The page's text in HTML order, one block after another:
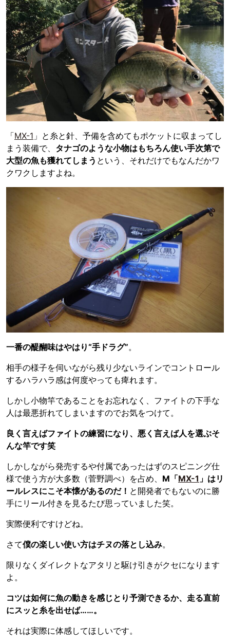
「MX-1 」と糸と針、予備を含めてもポケットに収まってし
まう装備で、 タナゴのような小物はもちろん使い手次第で
大型の魚も獲れてしまう という、それだけでもなんだかワ
クワクしますよね。
一番の醍醐味はやはり“手ドラグ”。
相手の様子を伺いながら残り少ないラインでコントロール
するハラハラ感は何度やっても痺れます。
しかし小物竿であることをお忘れなく、ファイトの下手な
人は最悪折れてしまいますのでお気をつけて。
良く言えばファイトの練習になり、悪く言えば人を選ぶそ
んな竿です笑
しかしながら発売するや付属であったはずのスピニング仕
様で使う方が大多数（菅野調べ）を占め、 M「MX-1 」はリ
ールレスにこそ本懐があるのだ！ と開発者でもないのに勝
手にリール付きを見るたび思っていました笑。
実際便利ですけどね。
さて僕の楽しい使い方はチヌの落とし込み。
限りなくダイレクトなアタリと駆け引きがクセになります
よ。
コツは如何に魚の動きを感じとり予測できるか、走る直前
にスッと糸を出せば……。
それは実際に体感してほしいです。